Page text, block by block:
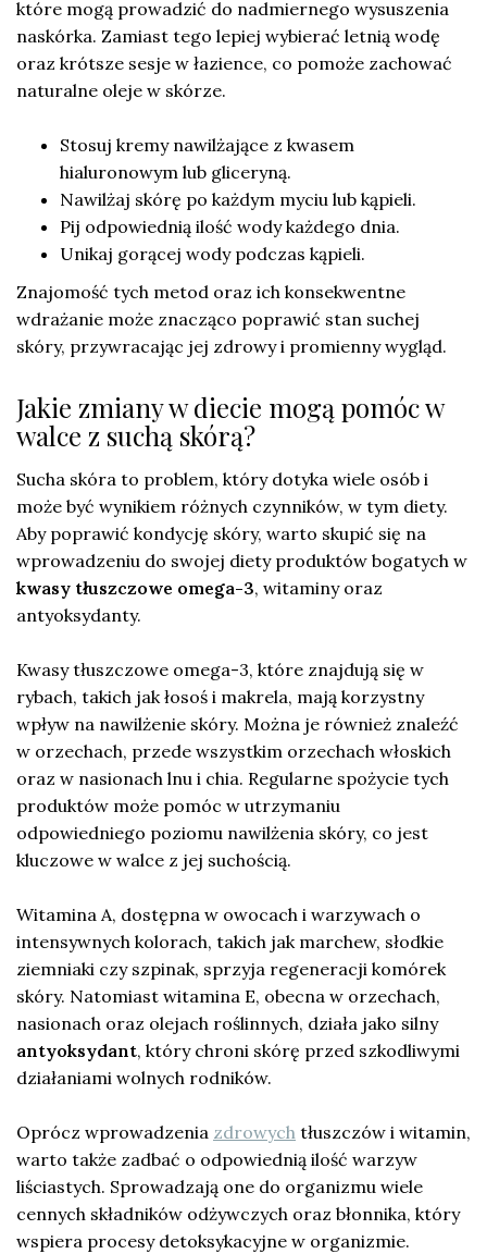
które mogą prowadzić do nadmiernego wysuszenia
naskórka. Zamiast tego lepiej wybierać letnią wodę
oraz krótsze sesje w łazience, co pomoże zachować
naturalne oleje w skórze.
Stosuj kremy nawilżające z kwasem
hialuronowym lub gliceryną.
Nawilżaj skórę po każdym myciu lub kąpieli.
Pij odpowiednią ilość wody każdego dnia.
Unikaj gorącej wody podczas kąpieli.
Znajomość tych metod oraz ich konsekwentne
wdrażanie może znacząco poprawić stan suchej
skóry, przywracając jej zdrowy i promienny wygląd.
Jakie zmiany w diecie mogą pomóc w
walce z suchą skórą?
Sucha skóra to problem, który dotyka wiele osób i
może być wynikiem różnych czynników, w tym diety.
Aby poprawić kondycję skóry, warto skupić się na
wprowadzeniu do swojej diety produktów bogatych w
kwasy tłuszczowe omega-3, witaminy oraz
antyoksydanty.
Kwasy tłuszczowe omega-3, które znajdują się w
rybach, takich jak łosoś i makrela, mają korzystny
wpływ na nawilżenie skóry. Można je również znaleźć
w orzechach, przede wszystkim orzechach włoskich
oraz w nasionach lnu i chia. Regularne spożycie tych
produktów może pomóc w utrzymaniu
odpowiedniego poziomu nawilżenia skóry, co jest
kluczowe w walce z jej suchością.
Witamina A, dostępna w owocach i warzywach o
intensywnych kolorach, takich jak marchew, słodkie
ziemniaki czy szpinak, sprzyja regeneracji komórek
skóry. Natomiast witamina E, obecna w orzechach,
nasionach oraz olejach roślinnych, działa jako silny
antyoksydant, który chroni skórę przed szkodliwymi
działaniami wolnych rodników.
Oprócz wprowadzenia zdrowych tłuszczów i witamin,
warto także zadbać o odpowiednią ilość warzyw
liściastych. Sprowadzają one do organizmu wiele
cennych składników odżywczych oraz błonnika, który
wspiera procesy detoksykacyjne w organizmie.